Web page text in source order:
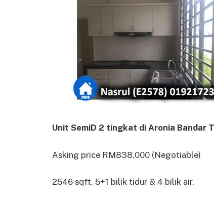
Unit SemiD 2 tingkat di Aronia Bandar
Asking price RM838,000 (Negotiable)
2546 sqft. 5+1 bilik tidur & 4 bilik air.